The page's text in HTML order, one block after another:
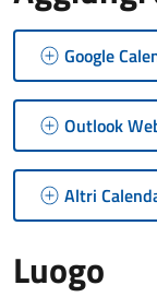
Google
Outlook
Altri
Luogo